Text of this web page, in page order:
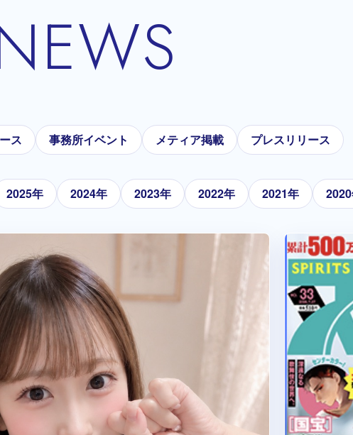
ス 事務所イベント メティア掲載 プレスリリース
2025年 2024年 2023年 2022年 2021年